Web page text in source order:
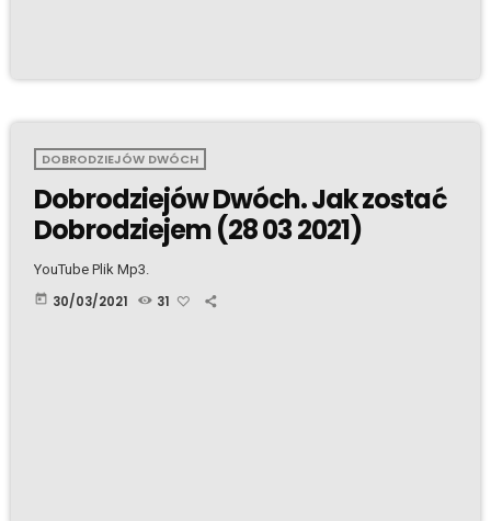
DOBRODZIEJÓW DWÓCH
Dobrodziejów Dwóch. Jak zostać
Dobrodziejem (28 03 2021)
YouTube Plik Mp3.
today 30/03/2021 31